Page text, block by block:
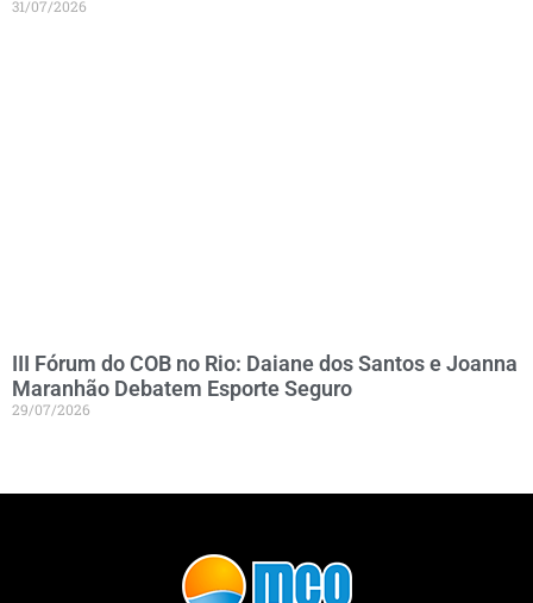
31/07/2026
III Fórum do COB no Rio: Daiane dos Santos e Joanna
Maranhão Debatem Esporte Seguro
29/07/2026